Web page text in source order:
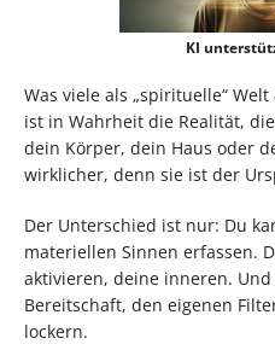
KI
Was viele als „spirituelle“
ist in Wahrheit die Realität,
dein Körper, dein Haus oder
wirklicher, denn sie ist der
Der Unterschied ist nur: Du
materiellen Sinnen erfassen.
aktivieren, deine inneren.
Bereitschaft, den eigenen
lockern.